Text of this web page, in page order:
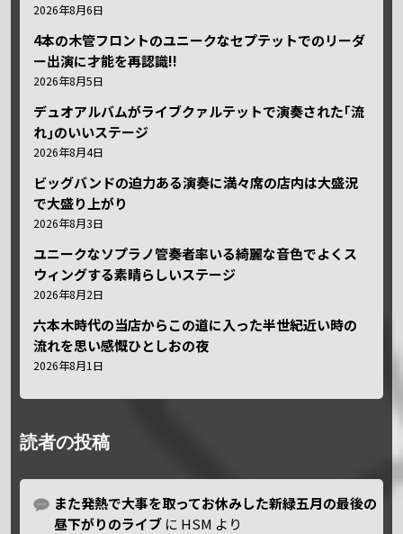
2026年8月6日
4本の木管フロントのユニークなセプテットでのリーダ
ー出演に才能を再認識!!
2026年8月5日
デュオアルバムがライブクァルテットで演奏された｢流
れ｣のいいステージ
2026年8月4日
ビッグバンドの迫力ある演奏に満々席の店内は大盛況
で大盛り上がり
2026年8月3日
ユニークなソプラノ管奏者率いる綺麗な音色でよくス
ウィングする素晴らしいステージ
2026年8月2日
六本木時代の当店からこの道に入った半世紀近い時の
流れを思い感慨ひとしおの夜
2026年8月1日
読者の投稿
また発熱で大事を取ってお休みした新緑五月の最後の
昼下がりのライブ に HSM より